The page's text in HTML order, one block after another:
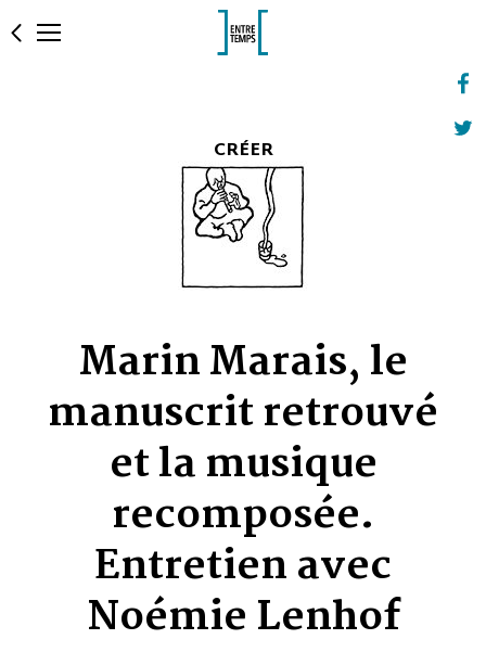
CRÉER
Marin Marais, le
manuscrit retrouvé
et la musique
recomposée.
Entretien avec
Noémie Lenhof